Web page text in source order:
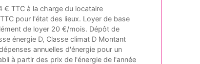
€ TTC à la charge du locataire
pour l'état des lieux. Loyer de base
de loyer 20 €/mois. Dépôt de
énergie D, Classe climat D Montant
annuelles d'énergie pour un
à partir des prix de l'énergie de l'année